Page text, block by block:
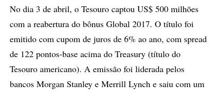
No dia 3 de abril, o Tesouro captou US$ 500 milhões
com a reabertura do bônus Global 2017. O título foi
emitido com cupom de juros de 6% ao ano, com spread
de 122 pontos-base acima do Treasury (título do
Tesouro americano). A emissão foi liderada pelos
bancos Morgan Stanley e Merrill Lynch e saiu com um